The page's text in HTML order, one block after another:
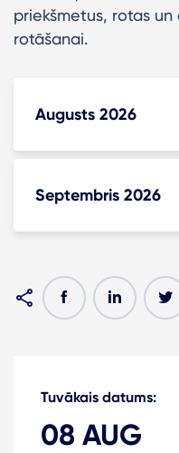
priekšmetus, rotas
rotāšanai.
Augusts 2026
Septembris 2026
Tuvākais datums:
08 AUG